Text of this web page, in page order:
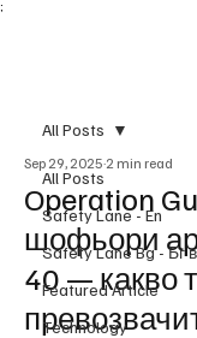
;
All Posts
Safety Lane - En
Safety Lane Bg - Бг
Featured Article
Technology
All Posts
Operation
шофьори
40 — какво
Sep 29, 2025 2 min read